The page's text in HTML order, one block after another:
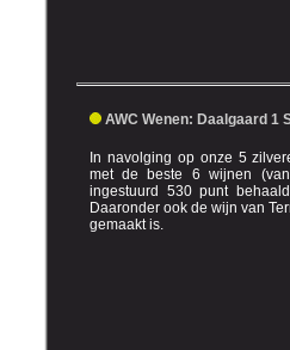
AWC Wenen:
In navolging op onze 5
met de beste 6 wijnen (van de 8) die we hebben
ingestuurd 530 punt behaald (88,3 punt gemiddeld).
Daaronder ook de wijn van Terra Ceuclum, die door ons
gemaakt is.